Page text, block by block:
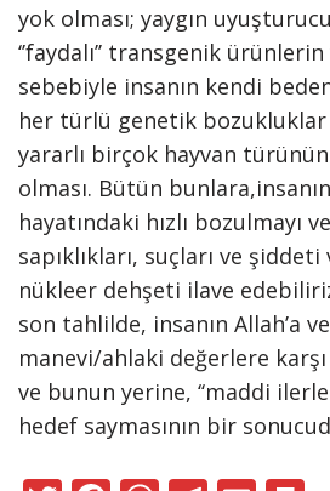
yok olması; yaygın
‘’faydalı’’ transgenik
sebebiyle insanın kendi
her türlü genetik bozukluklar
yararlı birçok hayvan
olması. Bütün
hayatındaki hızlı bozulmayı
sapıklıkları, suçları ve
nükleer dehşeti ilave
son tahlilde, insanın Allah’a
manevi/ahlaki değerlere karşı
ve bunun yerine, ‘‘maddi
hedef saymasının bir